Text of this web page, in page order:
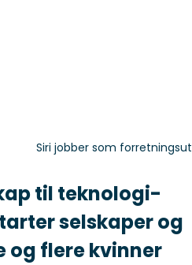
Siri jobber som
til teknologi-
selskaper og
og flere kvinner